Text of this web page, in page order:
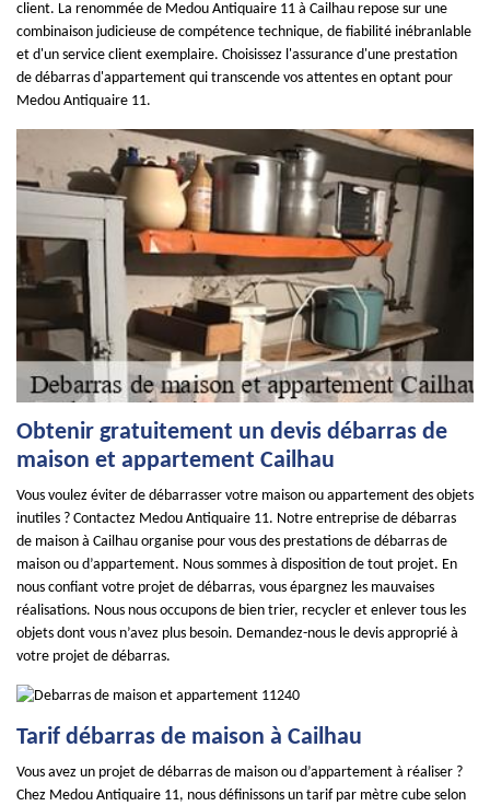
client. La renommée de Medou Antiquaire 11 à Cailhau repose sur une
combinaison judicieuse de compétence technique, de fiabilité inébranlable
et d'un service client exemplaire. Choisissez l'assurance d'une prestation
de débarras d'appartement qui transcende vos attentes en optant pour
Medou Antiquaire 11.
Obtenir gratuitement un devis débarras de
maison et appartement Cailhau
Vous voulez éviter de débarrasser votre maison ou appartement des objets
inutiles ? Contactez Medou Antiquaire 11. Notre entreprise de débarras
de maison à Cailhau organise pour vous des prestations de débarras de
maison ou d’appartement. Nous sommes à disposition de tout projet. En
nous confiant votre projet de débarras, vous épargnez les mauvaises
réalisations. Nous nous occupons de bien trier, recycler et enlever tous les
objets dont vous n’avez plus besoin. Demandez-nous le devis approprié à
votre projet de débarras.
Tarif débarras de maison à Cailhau
Vous avez un projet de débarras de maison ou d’appartement à réaliser ?
Chez Medou Antiquaire 11, nous définissons un tarif par mètre cube selon